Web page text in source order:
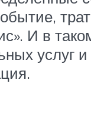
И в
услуг